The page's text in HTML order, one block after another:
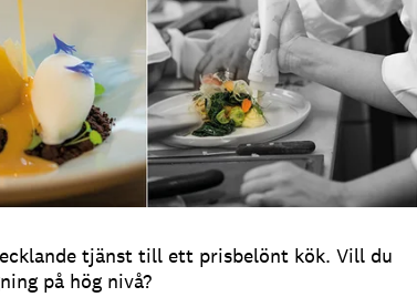
tjänst till ett prisbelönt kök. Vill du
på hög nivå?